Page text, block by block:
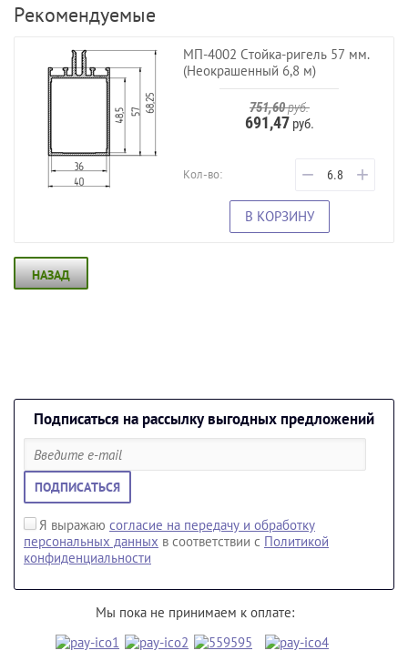
Рекомендуемые
МП-4002 Стойка-ригель 57 мм.
(Неокрашенный 6,8 м)
751,60руб.
691,47руб.
Кол-во: − +
В КОРЗИНУ
НАЗАД
Подписаться на рассылку выгодных предложений
Я выражаю согласие на передачу и обработку
персональных данных в соответствии с Политикой
конфиденциальности
ПОДПИСАТЬСЯ
Мы пока не принимаем к оплате: